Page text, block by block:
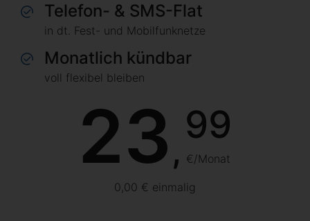
Telefon- & SMS-Flat
in dt. Fest- und Mobilfunknetze
Monatlich kündbar
voll flexibel bleiben
23,
99
€/Monat
0,00 € einmalig